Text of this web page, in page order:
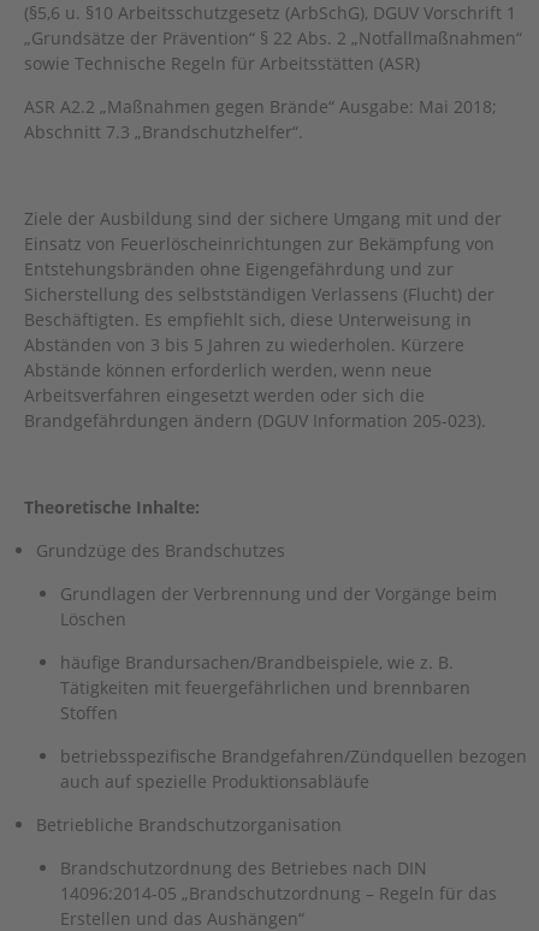
(§5,6 u. §10 Arbeitsschutzgesetz (ArbSchG), DGUV Vorschrift 1
„Grundsätze der Prävention“ § 22 Abs. 2 „Notfallmaßnahmen“
sowie Technische Regeln für Arbeitsstätten (ASR)
ASR A2.2 „Maßnahmen gegen Brände“ Ausgabe: Mai 2018;
Abschnitt 7.3 „Brandschutzhelfer“.
Ziele der Ausbildung sind der sichere Umgang mit und der
Einsatz von Feuerlöscheinrichtungen zur Bekämpfung von
Entstehungsbränden ohne Eigengefährdung und zur
Sicherstellung des selbstständigen Verlassens (Flucht) der
Beschäftigten. Es empfiehlt sich, diese Unterweisung in
Abständen von 3 bis 5 Jahren zu wiederho­len. Kürzere
Abstände können erforderlich werden, wenn neue
Arbeitsverfahren eingesetzt werden oder sich die
Brandgefährdungen ändern (DGUV Information 205-023).
Theoretische Inhalte:
Grundzüge des Brandschutzes
Grundlagen der Verbrennung und der Vorgänge beim
Löschen
häufige Brandursachen/Brandbeispiele, wie z. B.
Tätigkeiten mit feuer­gefährlichen und brennbaren
Stoffen
betriebsspezifische Brandgefahren/Zündquellen bezogen
auch auf spezielle Produktionsabläufe
Betriebliche Brandschutzorganisation
Brandschutzordnung des Betriebes nach DIN
14096:2014-05 „Brandschutzordnung – Regeln für das
Erstellen und das Aushängen“